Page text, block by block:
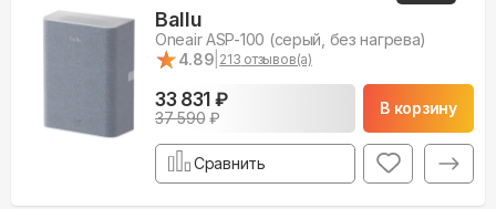
Ballu
Oneair ASP-100 (серый, без нагрева)
★
★4.89 213 отзывов(а)
33 831 ₽
37 590₽
В корзину
Сравнить